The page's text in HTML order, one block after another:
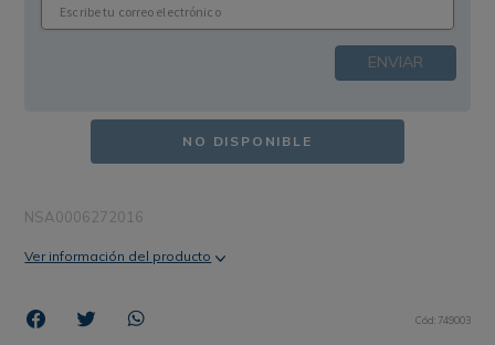
ENVIAR
NO DISPONIBLE
NSA0006272016
Ver información del producto
Cód: 749003